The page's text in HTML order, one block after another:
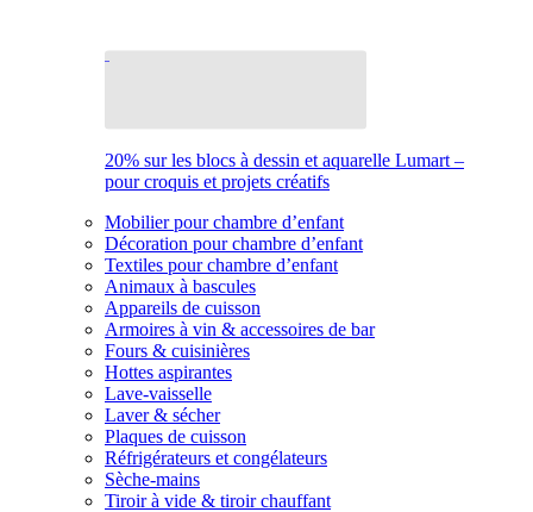
20% sur les blocs à dessin et aquarelle Lumart –
pour croquis et projets créatifs
Mobilier pour chambre d’enfant
Décoration pour chambre d’enfant
Textiles pour chambre d’enfant
Animaux à bascules
Appareils de cuisson
Armoires à vin & accessoires de bar
Fours & cuisinières
Hottes aspirantes
Lave-vaisselle
Laver & sécher
Plaques de cuisson
Réfrigérateurs et congélateurs
Sèche-mains
Tiroir à vide & tiroir chauffant